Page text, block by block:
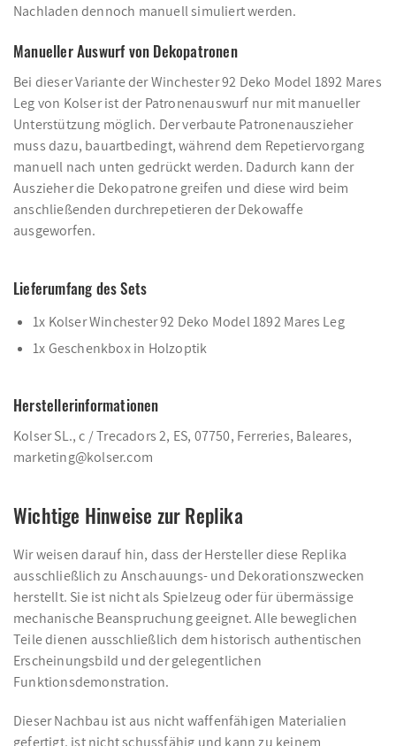
Nachladen dennoch manuell simuliert werden.
Manueller Auswurf von Dekopatronen
Bei dieser Variante der Winchester 92 Deko Model 1892 Mares
Leg von Kolser ist der Patronenauswurf nur mit manueller
Unterstützung möglich. Der verbaute Patronenauszieher
muss dazu, bauartbedingt, während dem Repetiervorgang
manuell nach unten gedrückt werden. Dadurch kann der
Auszieher die Dekopatrone greifen und diese wird beim
anschließenden durchrepetieren der Dekowaffe
ausgeworfen.
Lieferumfang des Sets
1x Kolser Winchester 92 Deko Model 1892 Mares Leg
1x Geschenkbox in Holzoptik
Herstellerinformationen
Kolser SL., c / Trecadors 2, ES, 07750, Ferreries, Baleares,
marketing@kolser.com
Wichtige Hinweise zur Replika
Wir weisen darauf hin, dass der Hersteller diese Replika
ausschließlich zu Anschauungs- und Dekorationszwecken
herstellt. Sie ist nicht als Spielzeug oder für übermässige
mechanische Beanspruchung geeignet. Alle beweglichen
Teile dienen ausschließlich dem historisch authentischen
Erscheinungsbild und der gelegentlichen
Funktionsdemonstration.
Dieser Nachbau ist aus nicht waffenfähigen Materialien
gefertigt, ist nicht schussfähig und kann zu keinem